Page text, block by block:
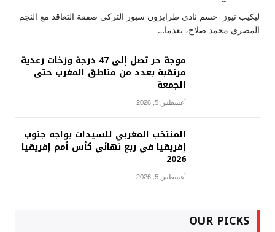
ليكيب نيوز حسم نادي طرابزون سبور التركي صفقة التعاقد مع النجم
المصري محمد صلاح، بعدما…
موجة حر تصل إلى 47 درجة وزخات رعدية
مرتقبة بعدد من مناطق المغرب حتى
الجمعة
أغسطس 5, 2026
المنتخب المغربي للسيدات يواجه جنوب
إفريقيا في ربع نهائي كأس أمم إفريقيا
2026
أغسطس 5, 2026
OUR PICKS